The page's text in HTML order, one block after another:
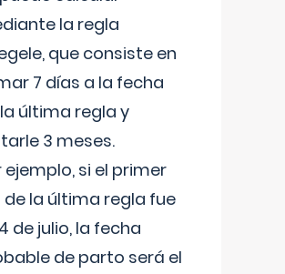
la regla
que consiste en
7 días a la fecha
última regla y
3 meses.
ejemplo, si el primer
de la última regla fue
de julio, la fecha
de parto será el